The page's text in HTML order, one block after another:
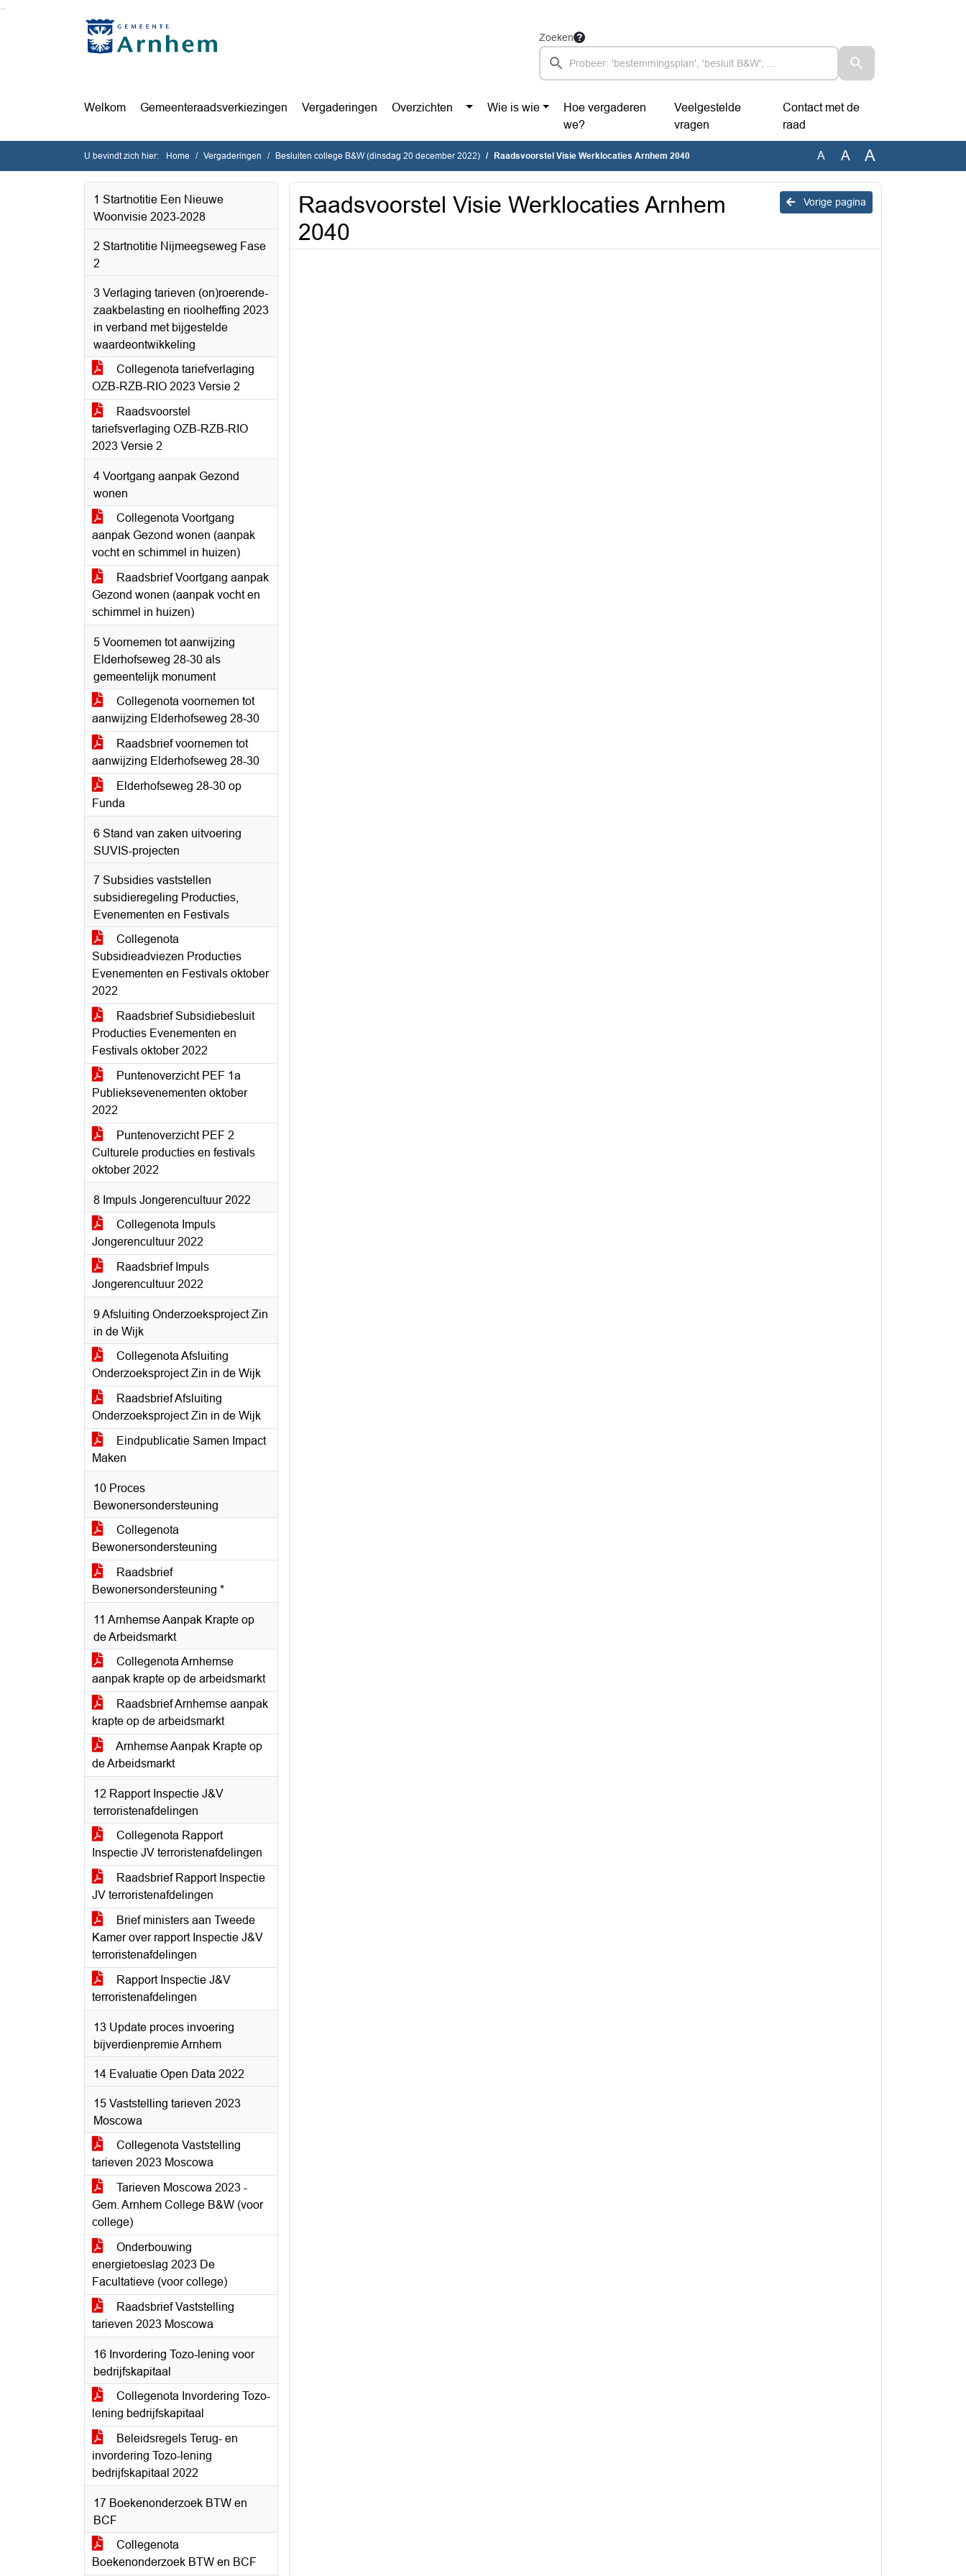
Ga naar de inhoud van deze pagina
Ga naar het zoeken
Ga naar het menu
Zoeken
Welkom Gemeenteraadsverkiezingen Vergaderingen Overzichten Wie is wie
Hoe vergaderen
we?
Veelgestelde
vragen
Contact met de
raad
U bevindt zich hier: Home Vergaderingen Besluiten college B&W (dinsdag 20 december 2022) Raadsvoorstel Visie Werklocaties Arnhem 2040 A A A
1 Startnotitie Een Nieuwe
Woonvisie 2023-2028
2 Startnotitie Nijmeegseweg Fase
2
3 Verlaging tarieven (on)roerende-
zaakbelasting en rioolheffing 2023
in verband met bijgestelde
waardeontwikkeling
Collegenota tariefverlaging
OZB-RZB-RIO 2023 Versie 2
Raadsvoorstel
tariefsverlaging OZB-RZB-RIO
2023 Versie 2
4 Voortgang aanpak Gezond
wonen
Collegenota Voortgang
aanpak Gezond wonen (aanpak
vocht en schimmel in huizen)
Raadsbrief Voortgang aanpak
Gezond wonen (aanpak vocht en
schimmel in huizen)
5 Voornemen tot aanwijzing
Elderhofseweg 28-30 als
gemeentelijk monument
Collegenota voornemen tot
aanwijzing Elderhofseweg 28-30
Raadsbrief voornemen tot
aanwijzing Elderhofseweg 28-30
Elderhofseweg 28-30 op
Funda
6 Stand van zaken uitvoering
SUVIS-projecten
7 Subsidies vaststellen
subsidieregeling Producties,
Evenementen en Festivals
Collegenota
Subsidieadviezen Producties
Evenementen en Festivals oktober
2022
Raadsbrief Subsidiebesluit
Producties Evenementen en
Festivals oktober 2022
Puntenoverzicht PEF 1a
Publieksevenementen oktober
2022
Puntenoverzicht PEF 2
Culturele producties en festivals
oktober 2022
8 Impuls Jongerencultuur 2022
Collegenota Impuls
Jongerencultuur 2022
Raadsbrief Impuls
Jongerencultuur 2022
9 Afsluiting Onderzoeksproject Zin
in de Wijk
Collegenota Afsluiting
Onderzoeksproject Zin in de Wijk
Raadsbrief Afsluiting
Onderzoeksproject Zin in de Wijk
Eindpublicatie Samen Impact
Maken
10 Proces
Bewonersondersteuning
Collegenota
Bewonersondersteuning
Raadsbrief
Bewonersondersteuning *
11 Arnhemse Aanpak Krapte op
de Arbeidsmarkt
Collegenota Arnhemse
aanpak krapte op de arbeidsmarkt
Raadsbrief Arnhemse aanpak
krapte op de arbeidsmarkt
Arnhemse Aanpak Krapte op
de Arbeidsmarkt
12 Rapport Inspectie J&V
terroristenafdelingen
Collegenota Rapport
Inspectie JV terroristenafdelingen
Raadsbrief Rapport Inspectie
JV terroristenafdelingen
Brief ministers aan Tweede
Kamer over rapport Inspectie J&V
terroristenafdelingen
Rapport Inspectie J&V
terroristenafdelingen
13 Update proces invoering
bijverdienpremie Arnhem
14 Evaluatie Open Data 2022
15 Vaststelling tarieven 2023
Moscowa
Collegenota Vaststelling
tarieven 2023 Moscowa
Tarieven Moscowa 2023 -
Gem. Arnhem College B&W (voor
college)
Onderbouwing
energietoeslag 2023 De
Facultatieve (voor college)
Raadsbrief Vaststelling
tarieven 2023 Moscowa
16 Invordering Tozo-lening voor
bedrijfskapitaal
Collegenota Invordering Tozo-
lening bedrijfskapitaal
Beleidsregels Terug- en
invordering Tozo-lening
bedrijfskapitaal 2022
17 Boekenonderzoek BTW en
BCF
Collegenota
Boekenonderzoek BTW en BCF
Vorige pagina
Raadsvoorstel Visie Werklocaties Arnhem
2040